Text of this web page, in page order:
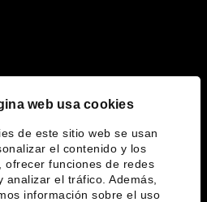
web usa cookies
de este sitio web se usan
el contenido y los
ofrecer funciones de redes
analizar el tráfico. Además,
información sobre el uso